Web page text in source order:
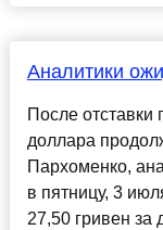
Аналитики
После
доллара
Пархоменко,
в пятницу, 3
27,50 гривен за